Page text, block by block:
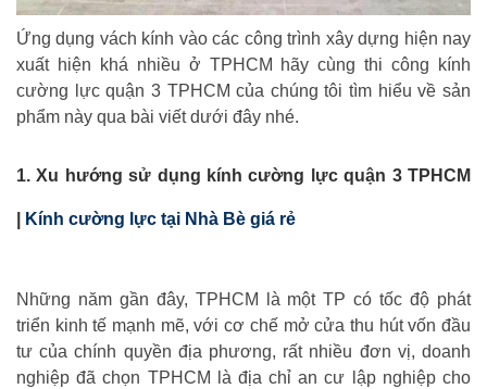
Ứng dụng vách kính vào các công trình xây dựng hiện nay
xuất hiện khá nhiều ở TPHCM hãy cùng thi công kính
cường lực quận 3 TPHCM của chúng tôi tìm hiểu về sản
phẩm này qua bài viết dưới đây nhé.
1. Xu hướng sử dụng kính cường lực quận 3 TPHCM
Kính cường lực tại Nhà Bè giá rẻ
Những năm gần đây, TPHCM là một TP có tốc độ phát
triển kinh tế mạnh mẽ, với cơ chế mở cửa thu hút vốn đầu
tư của chính quyền địa phương, rất nhiều đơn vị, doanh
nghiệp đã chọn TPHCM là địa chỉ an cư lập nghiệp cho